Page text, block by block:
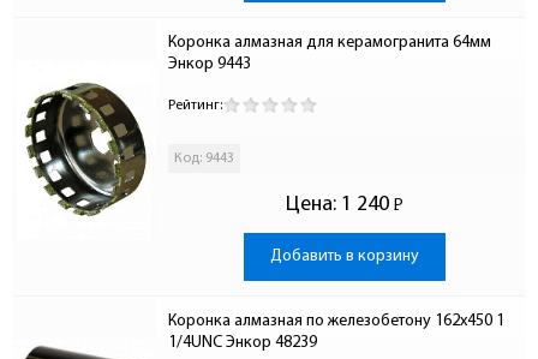
Коронка алмазная для керамогранита 64мм
Энкор 9443
Рейтинг:
Код: 9443
Цена: 1 240 Р
-
Добавить в корзину
Коронка алмазная по железобетону 162x450 1
1/4UNC Энкор 48239